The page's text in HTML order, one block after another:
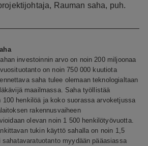
Rauman saha, puh.
investoinnin arvo on noin 200 miljoonaa
on noin 750 000 kuutiota
saha tulee olemaan teknologialtaan
maailmassa. Saha työllistää
100 henkilöä ja koko suorassa arvoketjussa
rakennusvaiheen
olevan noin 1 500 henkilötyövuotta.
tukin käyttö sahalla on noin 1,5
myydään pääasiassa